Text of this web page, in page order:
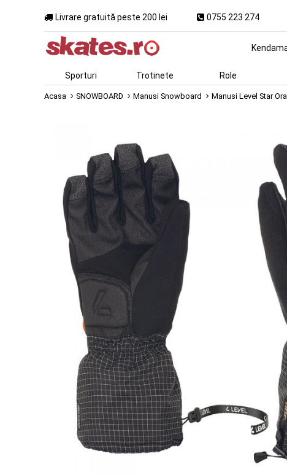
Livrare gratuită peste 200 lei 0755 223 274
Sporturi Trotinete Role
Acasa SNOWBOARD Manusi Snowboard Manusi Level Star